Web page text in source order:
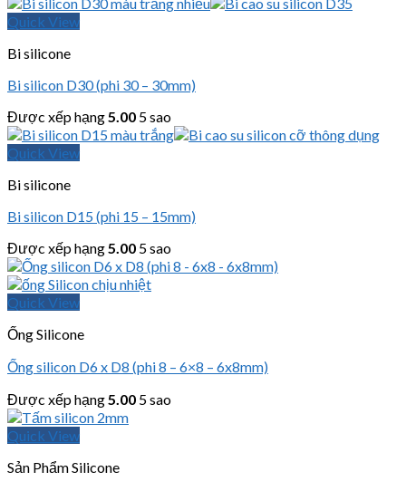
Quick View
Bi silicone
Bi silicon D30 (phi 30 – 30mm)
Được xếp hạng 5.00 5 sao
Quick View
Bi silicone
Bi silicon D15 (phi 15 – 15mm)
Được xếp hạng 5.00 5 sao
Quick View
Ống Silicone
Ống silicon D6 x D8 (phi 8 – 6×8 – 6x8mm)
Được xếp hạng 5.00 5 sao
Quick View
Sản Phẩm Silicone